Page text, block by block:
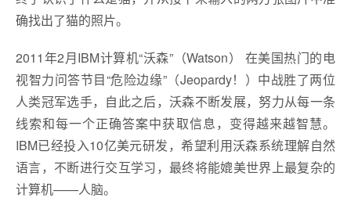
确找出了猫的照片。
2011年2月IBM计算机“沃森”（Watson） 在美国热门的电
视智力问答节目“危险边缘”（Jeopardy！）中战胜了两位
人类冠军选手，自此之后，沃森不断发展，努力从每一条
线索和每一个正确答案中获取信息，变得越来越智慧。
IBM已经投入10亿美元研发，希望利用沃森系统理解自然
语言，不断进行交互学习，最终将能媲美世界上最复杂的
计算机——人脑。